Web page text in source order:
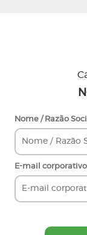
Nome / Razão
E-mail corporativo